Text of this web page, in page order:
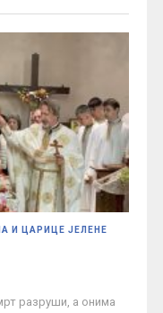
И ЦАРИЦЕ ЈЕЛЕНЕ
разруши, а онима